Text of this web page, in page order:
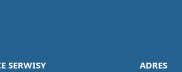
SERWISY ADRES